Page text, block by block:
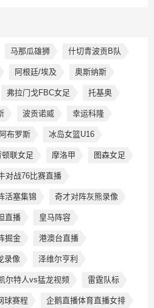
马那瓜雄狮 什切青波贡B队
阿根廷/埃及 奥斯纳斯
弗拉门戈FBC女足 托基奥
波贡诺威 幸运科隆
阿布罗斯 冰岛女篮U16
顿联女足 摩洛甲 图森女足
对战76比赛直播
活塞集锦 奇才对阵灰熊录像
直播 皇马阵容
掘金 港澳台直播
录像 泽维尔亨利
尔特人vs猛龙视频 雷霆队标
球赛程 企鹅直播体育直播女排